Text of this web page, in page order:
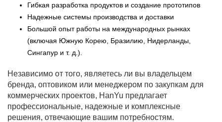
Гибкая разработка продуктов и создание прототипов
Надежные системы производства и доставки
Большой опыт работы на международных рынках
(включая Южную Корею, Бразилию, Нидерланды,
Сингапур и т. д.).
Независимо от того, являетесь ли вы владельцем
бренда, оптовиком или менеджером по закупкам для
коммерческих проектов, HanYu предлагает
профессиональные, надежные и комплексные
решения, отвечающие вашим потребностям.